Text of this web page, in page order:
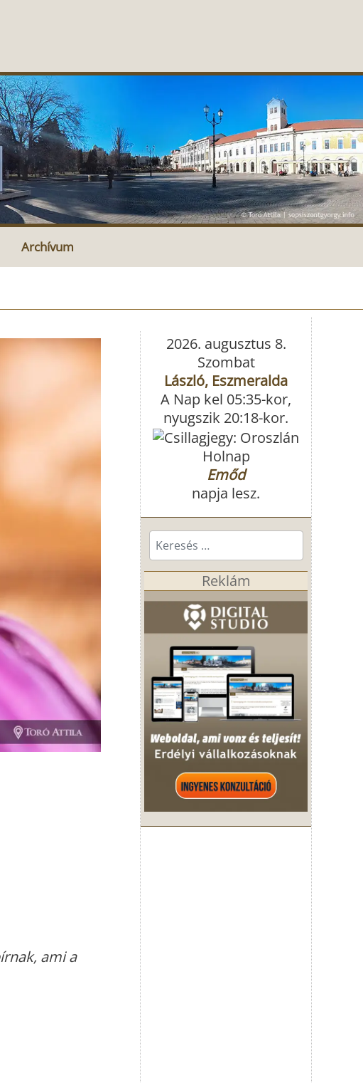
Archívum
ami a
2026. augusztus 8.
Szombat
László, Eszmeralda
A Nap kel 05:35-kor,
nyugszik 20:18-kor.
Holnap
Emőd
napja lesz.
Keresés...
Reklám